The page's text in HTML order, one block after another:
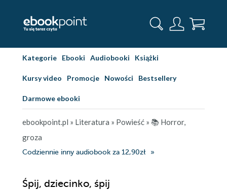
Kategorie Ebooki Audiobooki Książki
Kursy video Promocje Nowości Bestsellery
Darmowe ebooki
ebookpoint.pl » Literatura » Powieść » 📚 Horror,
groza
Codziennie inny audiobook za 12,90zł
Śpij, dziecinko, śpij